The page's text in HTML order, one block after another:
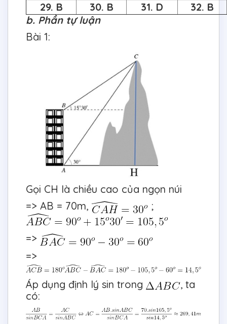
29. B
30. B 31. D
32. B
b. Phần tự luận
Bài 1:
Gọi CH là chiều cao của ngọn núi
=> AB = 70m,
;
=>
=>
Áp dụng định lý sin trong
, ta
có: